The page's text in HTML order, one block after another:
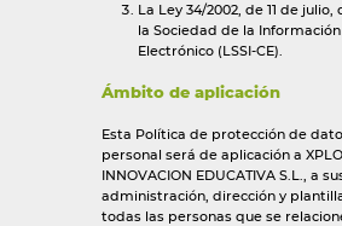
La Ley 34/2002, de 11 de
la Sociedad de la
Electrónico (LSSI-CE).
Ámbito de aplicación
Esta Política de protección de
personal será de aplicación a
INNOVACION EDUCATIVA S.L., a
administración, dirección y
todas las personas que se